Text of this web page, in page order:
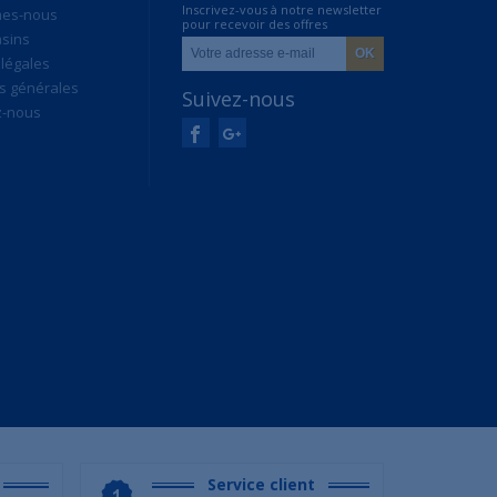
nous
générales
nous
Inscrivez-vous à notre newsletter
pour recevoir des offres
exclusives
Suivez-nous
Service client